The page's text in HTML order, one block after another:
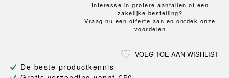
Interesse in grotere aantallen of een
zakelijke bestelling?
Vraag nu een offerte aan en ontdek onze
voordelen
VOEG TOE AAN WISHLIST
De beste productkennis